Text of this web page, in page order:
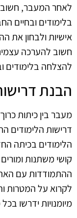
לאחר המעבר,
בלימודים ובחיים
אישיות ולבחון את
חשוב להערכה
להצלחה בלימודים
הבנת
מעבר בין כיתות
דרישות הלימודים
הלימודים בכיתה
קושי משתנות
ההתמודדות עם
לקרוא על המטרות
מיומנויות ידרשו